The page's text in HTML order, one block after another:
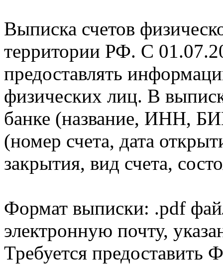
Выписка счетов
территории РФ. С
предоставлять
физических лиц. В
банке (название, ИНН,
(номер счета, дата
закрытия, вид счета,
Формат выписки: .pdf
электронную почту,
Требуется